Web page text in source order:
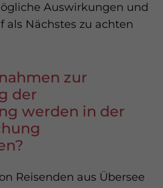
Auswirkungen und
als Nächstes zu achten
zur
der
werden in der
Reisenden aus Übersee